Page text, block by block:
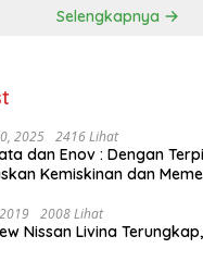
Selengkapnya
2025 2416 Lihat
: Dengan Terpilihnya PK-UJ Bisa
dan Memenangkan Orang-
2008 Lihat
Nissan Livina